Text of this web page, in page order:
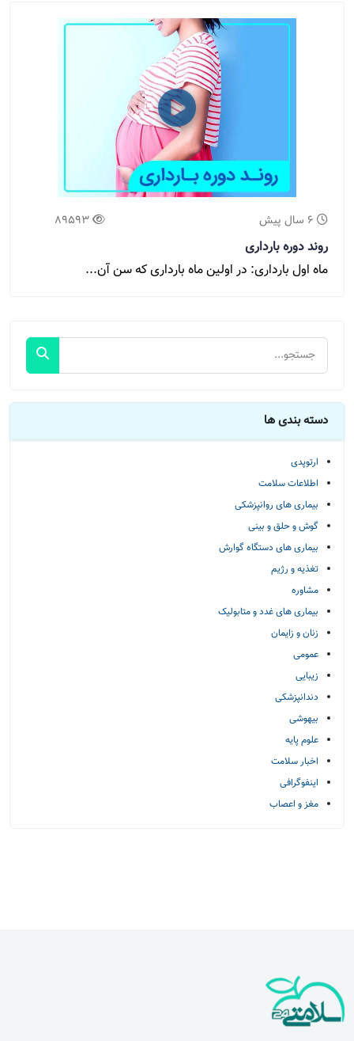
6 سال پیش 89593
روند دوره بارداری
ماه اول بارداری: در اولین ماه بارداری که سن آن...
دسته بندی ها
ارتوپدی
اطلاعات سلامت
بیماری های روانپزشکی
گوش و حلق و بینی
بیماری های دستگاه گوارش
تغذیه و رژیم
مشاوره
بیماری های غدد و متابولیک
زنان و زایمان
عمومی
زیبایی
دندانپزشکی
بیهوشی
علوم پایه
اخبار سلامت
اینفوگرافی
مغز و اعصاب